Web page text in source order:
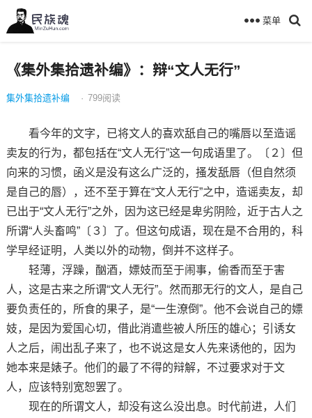
菜单
《集外集拾遗补编》：辩“文人无行”
集外集拾遗补编 · 799阅读
看今年的文字，已将文人的喜欢舐自己的嘴唇以至造谣
卖友的行为，都包括在“文人无行”这一句成语里了。〔２〕但
向来的习惯，函义是没有这么广泛的，搔发舐唇（但自然须
是自己的唇），还不至于算在“文人无行”之中，造谣卖友，却
已出于“文人无行”之外，因为这已经是卑劣阴险，近于古人之
所谓“人头畜鸣”〔３〕了。但这句成语，现在是不合用的，科
学早经证明，人类以外的动物，倒并不这样子。
轻薄，浮躁，酗酒，嫖妓而至于闹事，偷香而至于害
人，这是古来之所谓“文人无行”。然而那无行的文人，是自己
要负责任的，所食的果子，是“一生潦倒”。他不会说自己的嫖
妓，是因为爱国心切，借此消遣些被人所压的雄心；引诱女
人之后，闹出乱子来了，也不说这是女人先来诱他的，因为
她本来是婊子。他们的最了不得的辩解，不过要求对于文
人，应该特别宽恕罢了。
现在的所谓文人，却没有这么没出息。时代前进，人们